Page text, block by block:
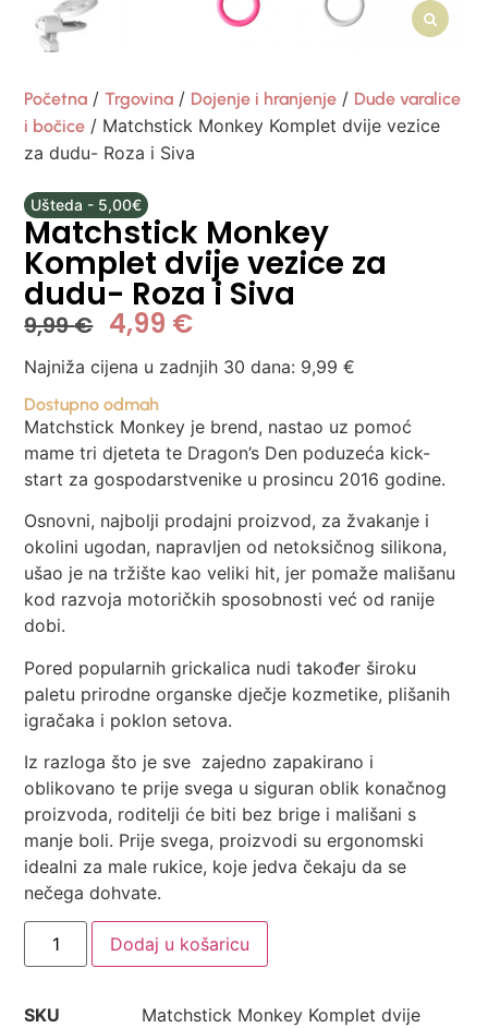
Početna /Trgovina / Dojenje i hranjenje / Dude varalice
i bočice / Matchstick Monkey Komplet dvije vezice
za dudu- Roza i Siva
Ušteda - 5,00€
Matchstick Monkey
Komplet dvije vezice za
dudu- Roza i Siva
9,99€ 4,99 €
Najniža cijena u zadnjih 30 dana: 9,99€
Dostupno odmah
Matchstick Monkey je brend, nastao uz pomoć
mame tri djeteta te Dragon’s Den poduzeća kick-
start za gospodarstvenike u prosincu 2016 godine.
Osnovni, najbolji prodajni proizvod, za žvakanje i
okolini ugodan, napravljen od netoksičnog silikona,
ušao je na tržište kao veliki hit, jer pomaže mališanu
kod razvoja motoričkih sposobnosti već od ranije
dobi.
Pored popularnih grickalica nudi također široku
paletu prirodne organske dječje kozmetike, plišanih
igračaka i poklon setova.
Iz razloga što je sve zajedno zapakirano i
oblikovano te prije svega u siguran oblik konačnog
proizvoda, roditelji će biti bez brige i mališani s
manje boli. Prije svega, proizvodi su ergonomski
idealni za male rukice, koje jedva čekaju da se
nečega dohvate.
Dodaj u košaricu
SKU
Matchstick Monkey Komplet dvije